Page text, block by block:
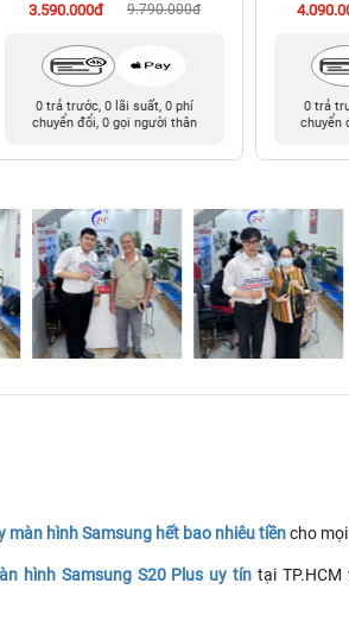
3.590.000đ 9.790.000đ
0 trả trước, 0 lãi suất, 0 phí
chuyển đổi, 0 gọi người thân
0 trả
chuyển
màn hình Samsung hết bao nhiêu tiềncho
hình Samsung S20 Plus uy tín tại